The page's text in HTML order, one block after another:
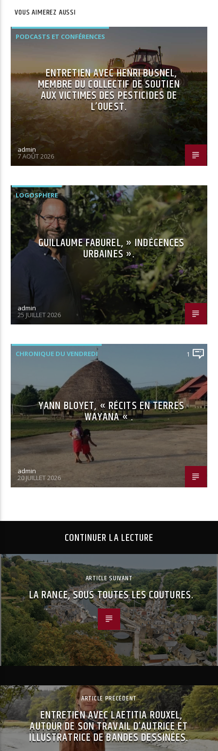
VOUS AIMEREZ AUSSI
PODCASTS ET CONFÉRENCES
ENTRETIEN AVEC HENRI BUSNEL,
MEMBRE DU COLLECTIF DE SOUTIEN
AUX VICTIMES DES PESTICIDES DE
L’OUEST.
admin
7 AOÛT 2026
LOGOSPHERE
GUILLAUME FABUREL, » INDÉCENCES
URBAINES ».
admin
25 JUILLET 2026
CHRONIQUE DU VENDREDI 1
YANN BLOYET, « RÉCITS EN TERRES
WAYANA « .
admin
20 JUILLET 2026
CONTINUER LA LECTURE
ARTICLE SUIVANT
LA RANCE, SOUS TOUTES LES COUTURES.
ARTICLE PRÉCÉDENT
ENTRETIEN AVEC LAETITIA ROUXEL,
AUTOUR DE SON TRAVAIL D’AUTRICE ET
ILLUSTRATRICE DE BANDES DESSINÉES.